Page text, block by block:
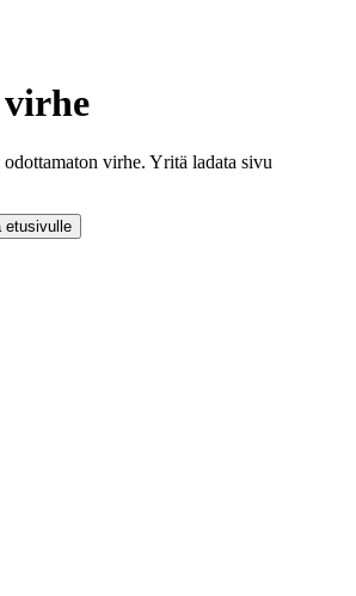
odottamaton virhe. Yritä ladata sivu
etusivulle